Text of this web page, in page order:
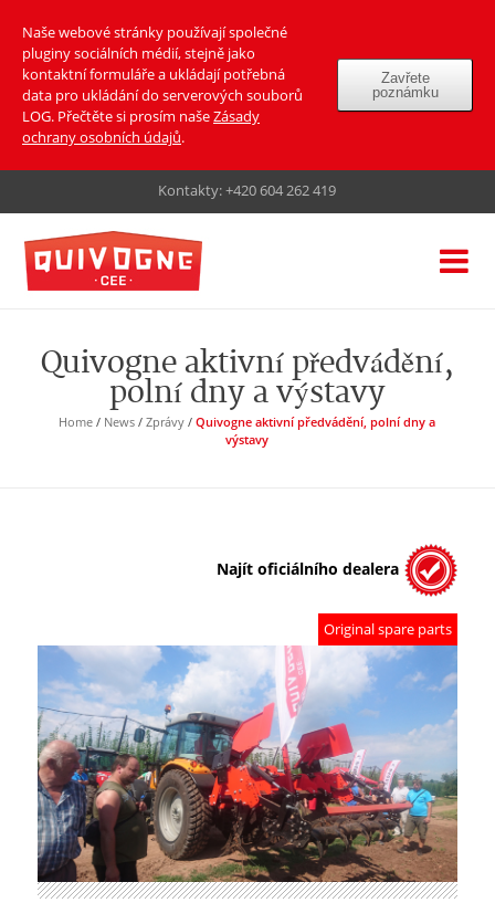
Naše webové stránky používají společné
pluginy sociálních médií, stejně jako
kontaktní formuláře a ukládají potřebná
data pro ukládání do serverových souborů
LOG. Přečtěte si prosím našeZásady
ochrany osobních údajů.
Zavřete
poznámku
Kontakty:+420 604 262 419
Quivogne aktivní předvádění,
polní dny a výstavy
Home / News /Zprávy /Quivogne aktivní předvádění, polní dny a
výstavy
Najít oficiálního dealera
Original spare parts